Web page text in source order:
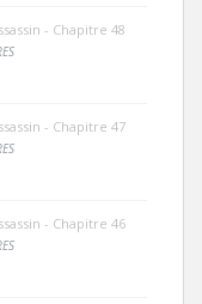
- Chapitre 48
- Chapitre 47
- Chapitre 46